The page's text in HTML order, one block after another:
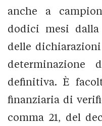
anche a
dodici mesi
delle
determinazione
definitiva. È
finanziaria di
comma 21, del